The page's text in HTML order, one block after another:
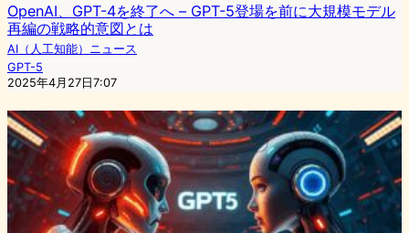
OpenAI、GPT-4を終了へ – GPT-5登場を前に大規模モデル
再編の戦略的意図とは
AI（人工知能）ニュース
GPT-5
2025年4月27日7:07